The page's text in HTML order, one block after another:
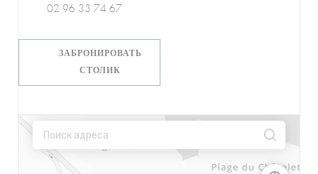
02 96 33 74 67
ЗАБРОНИРОВАТЬ
СТОЛИК